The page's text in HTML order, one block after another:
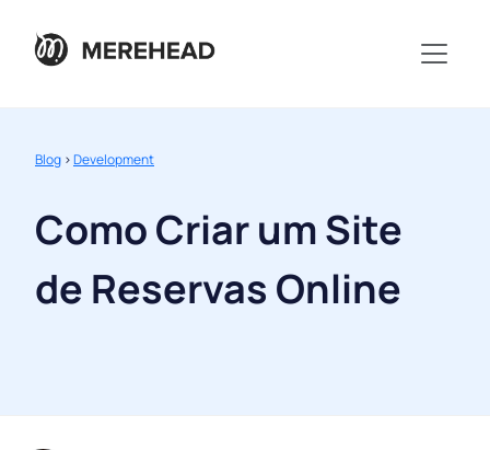
Blog >Development
Como Criar um Site
de Reservas Online